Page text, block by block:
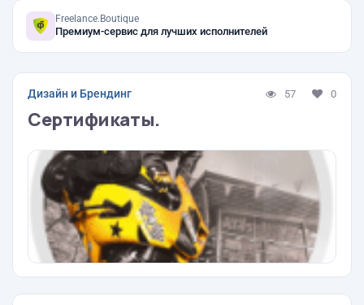
Freelance.Boutique
Премиум-сервис для лучших исполнителей
Дизайн и Брендинг 57 0
Сертификаты.